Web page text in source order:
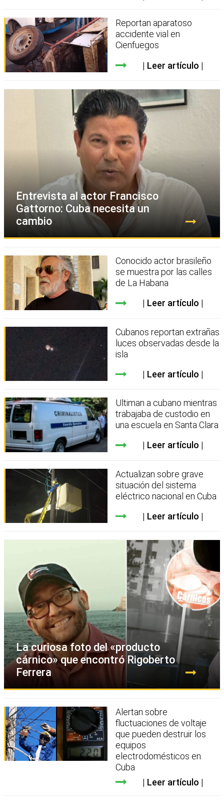
Reportan aparatoso
accidente vial en
Cienfuegos
Leer artículo
Entrevista al actor Francisco
Gattorno: Cuba necesita un
cambio
Conocido actor brasileño
se muestra por las calles
de La Habana
Leer artículo
Cubanos reportan extrañas
luces observadas desde la
isla
Leer artículo
Ultiman a cubano mientras
trabajaba de custodio en
una escuela en Santa Clara
Leer artículo
Actualizan sobre grave
situación del sistema
eléctrico nacional en Cuba
Leer artículo
La curiosa foto del «producto
cárnico» que encontró Rigoberto
Ferrera
Alertan sobre
fluctuaciones de voltaje
que pueden destruir los
equipos
electrodomésticos en
Cuba
Leer artículo